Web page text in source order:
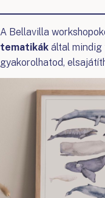
A Bellavilla
tematikák által mindig
gyakorolhatod,